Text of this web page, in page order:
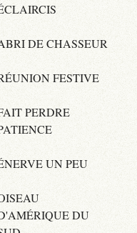
DE CHASSEUR
FESTIVE
PERDRE
UN PEU
DU